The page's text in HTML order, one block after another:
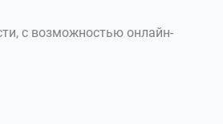
с возможностью онлайн-